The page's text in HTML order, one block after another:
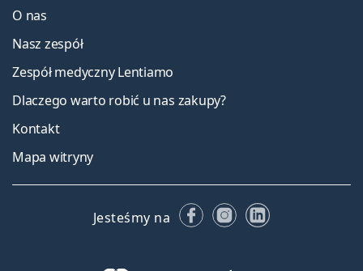
O nas
Nasz zespół
Zespół medyczny Lentiamo
Dlaczego warto robić u nas zakupy?
Kontakt
Mapa witryny
Jesteśmy na FacebookuInstagramie
LinkedIn